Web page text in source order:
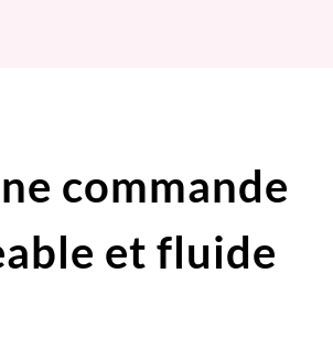
commande
et fluide